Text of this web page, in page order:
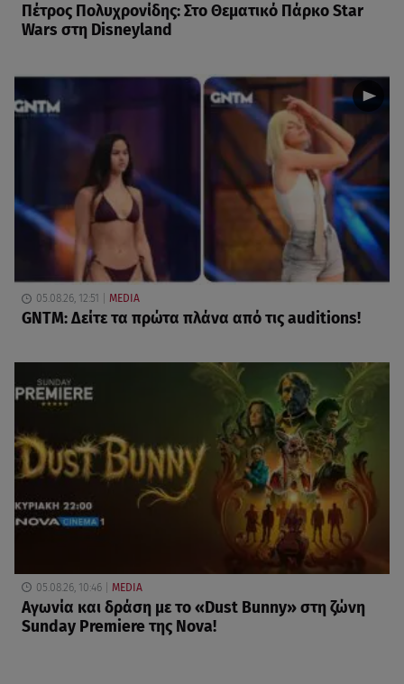
Πέτρος Πολυχρονίδης: Στο Θεματικό Πάρκο Star
Wars στη Disneyland
05.08.26, 12:51 MEDIA
GNTM: Δείτε τα πρώτα πλάνα από τις auditions!
05.08.26, 10:46 MEDIA
Αγωνία και δράση με το «Dust Bunny» στη ζώνη
Sunday Premiere της Nova!